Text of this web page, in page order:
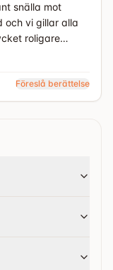
snälla mot
och vi gillar alla
roligare
bästa
på en bit
tacka nej till!
Föreslå berättelse